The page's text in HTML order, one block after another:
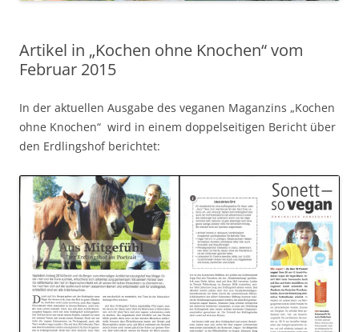
Artikel in „Kochen ohne Knochen“ vom
Februar 2015
In der aktuellen Ausgabe des veganen Maganzins „Kochen
ohne Knochen“ wird in einem doppelseitigen Bericht über
den Erdlingshof berichtet: